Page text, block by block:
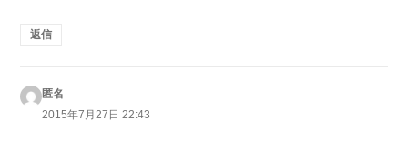
返信
匿名
り:
2015年7月27日 22:43